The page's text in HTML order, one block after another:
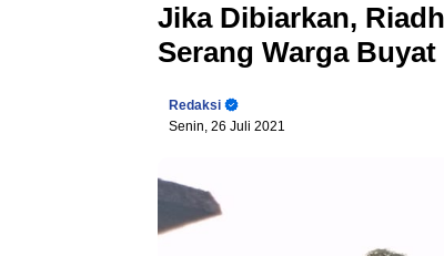
Jika Dibiarkan,
Serang Warga Buyat
Redaksi
Senin, 26 Juli 2021